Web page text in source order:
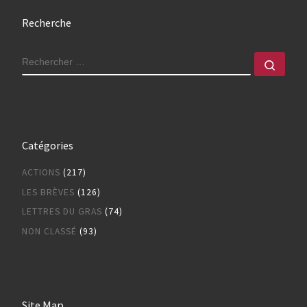
Recherche
RECHERCHER
Catégories
ACTIONS (217)
LES BRÈVES (126)
LETTRES DU GRAS (74)
NON CLASSÉ (93)